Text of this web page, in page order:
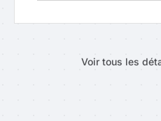
Voir tous les